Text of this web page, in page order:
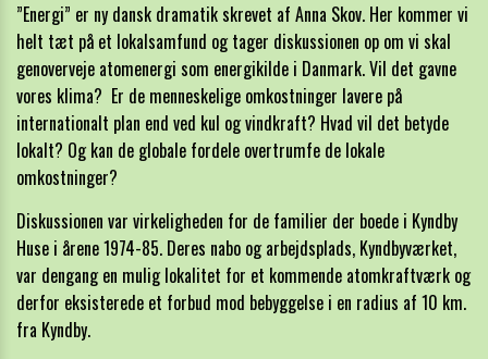
”Energi” er ny dansk dramatik skrevet af Anna Skov. Her kommer vi
helt tæt på et lokalsamfund og tager diskussionen op om vi skal
genoverveje atomenergi som energikilde i Danmark. Vil det gavne
vores klima? Er de menneskelige omkostninger lavere på
internationalt plan end ved kul og vindkraft? Hvad vil det betyde
lokalt? Og kan de globale fordele overtrumfe de lokale
omkostninger?
Diskussionen var virkeligheden for de familier der boede i Kyndby
Huse i årene 1974-85. Deres nabo og arbejdsplads, Kyndbyværket,
var dengang en mulig lokalitet for et kommende atomkraftværk og
derfor eksisterede et forbud mod bebyggelse i en radius af 10 km.
fra Kyndby.